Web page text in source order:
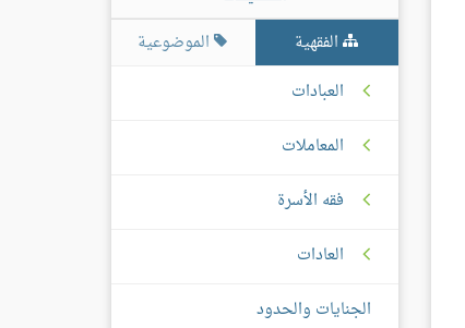
الفقهية
الموضوعية
العبادات
المعاملات
فقه الأسرة
العادات
الجنايات والحدود